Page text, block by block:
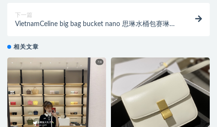
下一篇
VietnamCeline big bag bucket nano 思琳水桶包赛琳包
相关文章